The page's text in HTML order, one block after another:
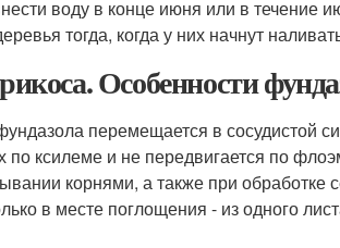
воду в конце июня или в течение
тогда, когда у них начнут
Особенности
перемещается в сосудистой
по ксилеме и не передвигается по
корнями, а также при
в месте поглощения - из одного